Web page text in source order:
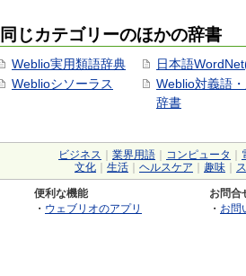
同じカテゴリーのほかの辞書
Weblio実用類語辞典
Weblioシソーラス
日本語
Weblio対義語
辞書
ビジネス 業界用語 コンピュータ
文化
生活 ヘルスケア 趣味
便利な機能
・ ウェブリオのアプリ
お問合
・ お問